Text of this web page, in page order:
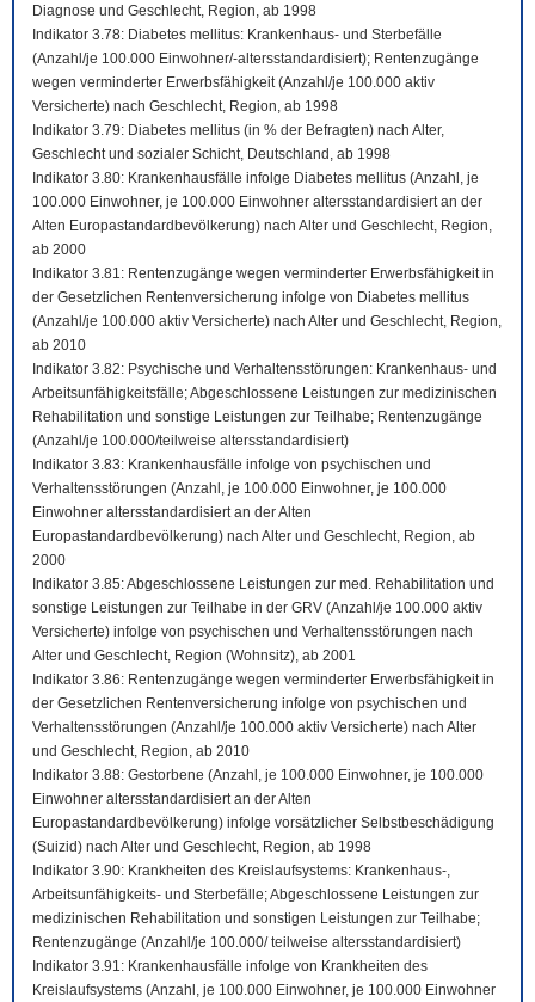
Diagnose und Geschlecht, Region, ab 1998
Indikator 3.78: Diabetes mellitus: Krankenhaus- und Sterbefälle
(Anzahl/je 100.000 Einwohner/-altersstandardisiert); Rentenzugänge
wegen verminderter Erwerbsfähigkeit (Anzahl/je 100.000 aktiv
Versicherte) nach Geschlecht, Region, ab 1998
Indikator 3.79: Diabetes mellitus (in % der Befragten) nach Alter,
Geschlecht und sozialer Schicht, Deutschland, ab 1998
Indikator 3.80: Krankenhausfälle infolge Diabetes mellitus (Anzahl, je
100.000 Einwohner, je 100.000 Einwohner altersstandardisiert an der
Alten Europastandardbevölkerung) nach Alter und Geschlecht, Region,
ab 2000
Indikator 3.81: Rentenzugänge wegen verminderter Erwerbsfähigkeit in
der Gesetzlichen Rentenversicherung infolge von Diabetes mellitus
(Anzahl/je 100.000 aktiv Versicherte) nach Alter und Geschlecht, Region,
ab 2010
Indikator 3.82: Psychische und Verhaltensstörungen: Krankenhaus- und
Arbeitsunfähigkeitsfälle; Abgeschlossene Leistungen zur medizinischen
Rehabilitation und sonstige Leistungen zur Teilhabe; Rentenzugänge
(Anzahl/je 100.000/teilweise altersstandardisiert)
Indikator 3.83: Krankenhausfälle infolge von psychischen und
Verhaltensstörungen (Anzahl, je 100.000 Einwohner, je 100.000
Einwohner altersstandardisiert an der Alten
Europastandardbevölkerung) nach Alter und Geschlecht, Region, ab
2000
Indikator 3.85: Abgeschlossene Leistungen zur med. Rehabilitation und
sonstige Leistungen zur Teilhabe in der GRV (Anzahl/je 100.000 aktiv
Versicherte) infolge von psychischen und Verhaltensstörungen nach
Alter und Geschlecht, Region (Wohnsitz), ab 2001
Indikator 3.86: Rentenzugänge wegen verminderter Erwerbsfähigkeit in
der Gesetzlichen Rentenversicherung infolge von psychischen und
Verhaltensstörungen (Anzahl/je 100.000 aktiv Versicherte) nach Alter
und Geschlecht, Region, ab 2010
Indikator 3.88: Gestorbene (Anzahl, je 100.000 Einwohner, je 100.000
Einwohner altersstandardisiert an der Alten
Europastandardbevölkerung) infolge vorsätzlicher Selbstbeschädigung
(Suizid) nach Alter und Geschlecht, Region, ab 1998
Indikator 3.90: Krankheiten des Kreislaufsystems: Krankenhaus-,
Arbeitsunfähigkeits- und Sterbefälle; Abgeschlossene Leistungen zur
medizinischen Rehabilitation und sonstigen Leistungen zur Teilhabe;
Rentenzugänge (Anzahl/je 100.000/ teilweise altersstandardisiert)
Indikator 3.91: Krankenhausfälle infolge von Krankheiten des
Kreislaufsystems (Anzahl, je 100.000 Einwohner, je 100.000 Einwohner